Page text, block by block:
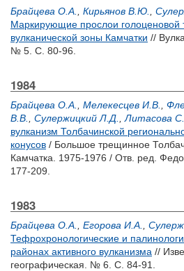
Брайцева О.А. Кирьянов В.Ю.
Маркирующие прослои голоценовой
вулканической зоны Камчатки //
№ 5. С. 80-96.
1984
Брайцева О.А. Мелекесцев И.В.
В.В.
Сулержицкий Л.Д. Литасова
вулканизм Толбачинской
конусов / Большое трещинное
Камчатка. 1975-1976 / Отв. ред.
177-209.
1983
Брайцева О.А. Егорова И.А.
Тефрохронологические и
районах активного вулканизма //
географическая. № 6. С. 84-91.